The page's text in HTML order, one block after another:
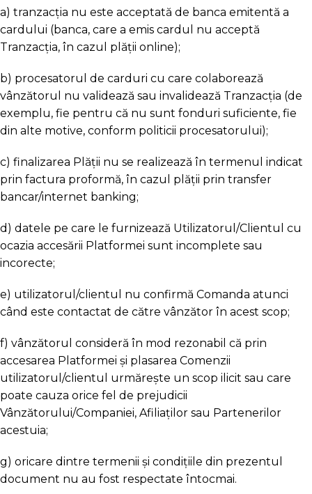
a) tranzacția nu este acceptată de banca emitentă a
cardului (banca, care a emis cardul nu acceptă
Tranzacția, în cazul plății online);
b) procesatorul de carduri cu care colaborează
vânzătorul nu validează sau invalidează Tranzacția (de
exemplu, fie pentru că nu sunt fonduri suficiente, fie
din alte motive, conform politicii procesatorului);
c) finalizarea Plății nu se realizează în termenul indicat
prin factura proformă, în cazul plății prin transfer
bancar/internet banking;
d) datele pe care le furnizează Utilizatorul/Clientul cu
ocazia accesării Platformei sunt incomplete sau
incorecte;
e) utilizatorul/clientul nu confirmă Comanda atunci
când este contactat de către vânzător în acest scop;
f) vânzătorul consideră în mod rezonabil că prin
accesarea Platformei şi plasarea Comenzii
utilizatorul/clientul urmărește un scop ilicit sau care
poate cauza orice fel de prejudicii
Vânzătorului/Companiei, Afiliaților sau Partenerilor
acestuia;
g) oricare dintre termenii şi condiţiile din prezentul
document nu au fost respectate întocmai.